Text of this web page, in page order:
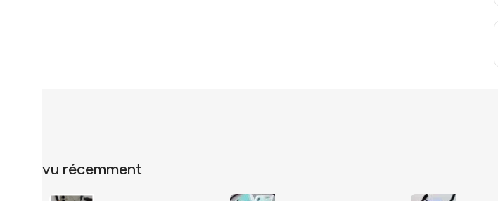
vu récemment